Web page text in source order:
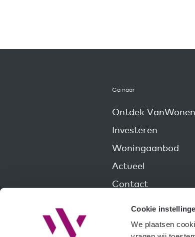
Cookie
We plaatsen
Ga naar
Ontdek VanWonen
Investeren
Woningaanbod
Actueel
Contact